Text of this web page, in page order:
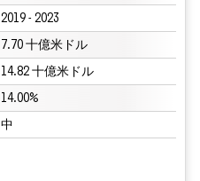
2019 - 2023
7.70 十億米ドル
14.82 十億米ドル
14.00%
中